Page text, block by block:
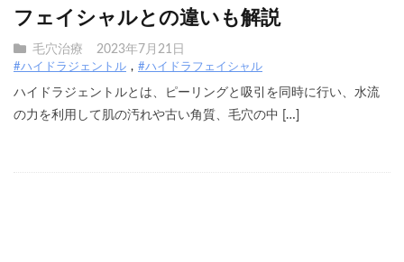
フェイシャルとの違いも解説
毛穴治療 2023年7月21日
#ハイドラジェントル #ハイドラフェイシャル
ハイドラジェントルとは、ピーリングと吸引を同時に行い、水流
の力を利用して肌の汚れや古い角質、毛穴の中 […]